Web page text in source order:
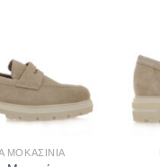
ΜΟΚΑΣΊΝΙΑ